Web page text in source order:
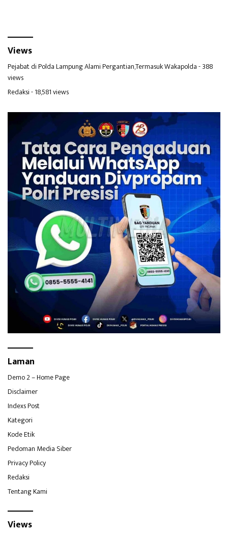
Views
Pejabat di Polda Lampung Alami Pergantian,Termasuk Wakapolda- 388
views
Redaksi- 18,581 views
Laman
Demo 2 – Home Page
Disclaimer
Indexs Post
Kategori
Kode Etik
Pedoman Media Siber
Privacy Policy
Redaksi
Tentang Kami
Views